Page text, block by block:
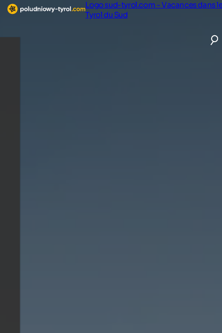
Logo sud-tyrol.com - Vacances dans
Tyrol du Sud